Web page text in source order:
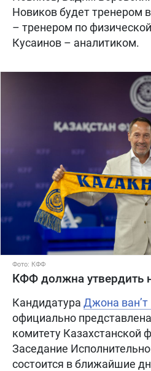
Новиков будет тренером
– тренером по
Кусаинов – аналитиком.
Фото: КФФ
КФФ должна утвердить
Кандидатура Джона
официально
комитету Казахстанской
Заседание
состоится в ближайшие